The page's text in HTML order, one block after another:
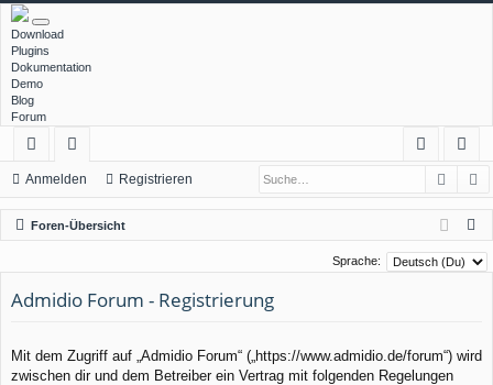
Download
Plugins
Dokumentation
Demo
Blog
Forum
ch
ne
llz
f
or
en
m
el
ist
rie
Anmelden Registrieren
Foren-Übersicht
c
Sprache:
Admidio Forum - Registrierung
Mit dem Zugriff auf „Admidio Forum“ („https://www.admidio.de/forum“) wird
zwischen dir und dem Betreiber ein Vertrag mit folgenden Regelungen